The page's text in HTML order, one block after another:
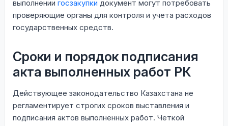
выполнении госзакупки документ могут потребовать
проверяющие органы для контроля и учета расходов
государственных средств.
Сроки и порядок подписания
акта выполненных работ РК
Действующее законодательство Казахстана не
регламентирует строгих сроков выставления и
подписания актов выполненных работ. Четкой